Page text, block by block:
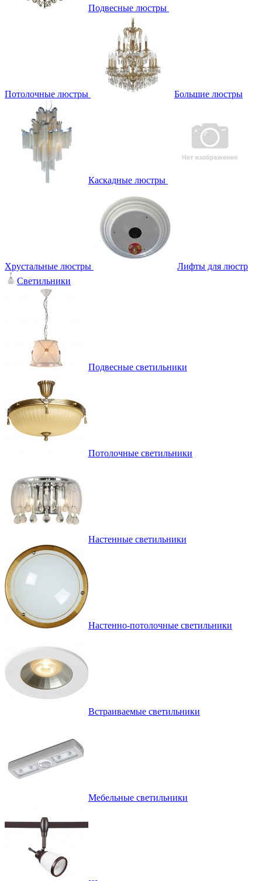
Подвесные люстры
Потолочные люстры Большие люстры
Каскадные люстры
Хрустальные люстры
Лифты для люстр
Светильники
Подвесные светильники
Потолочные светильники
Настенные светильники
Настенно-потолочные светильники
Встраиваемые светильники
Мебельные светильники